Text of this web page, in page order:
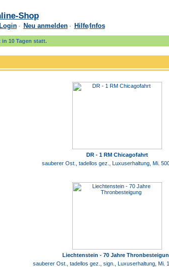
Shop
Login· Neu anmelden· Hilfe/Infos
10 Tagen statt.
DR - 1 RM Chicagofahrt
sauberer Ost., tadellos gez., Luxuserhaltung, Mi.
Liechtenstein - 70 Jahre
sauberer Ost., tadellos gez., sign., Luxuserhaltung, Mi.